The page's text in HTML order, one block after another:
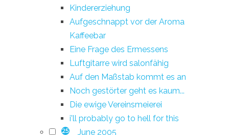
Kindererziehung
Aufgeschnappt vor der Aroma
Kaffeebar
Eine Frage des Ermessens
Luftgitarre wird salonfähig
Auf den Maßstab kommt es an
Noch gestörter geht es kaum...
Die ewige Vereinsmeierei
i'll probably go to hell for this
25 June 2005